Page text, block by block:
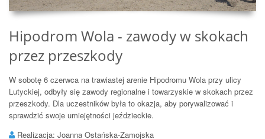
Hipodrom Wola - zawody w skokach
przez przeszkody
W sobotę 6 czerwca na trawiastej arenie Hipodromu Wola przy ulicy
Lutyckiej, odbyły się zawody regionalne i towarzyskie w skokach przez
przeszkody. Dla uczestników była to okazja, aby porywalizować i
sprawdzić swoje umiejętności jeździeckie.
Realizacja: Joanna Ostańska-Zamojska